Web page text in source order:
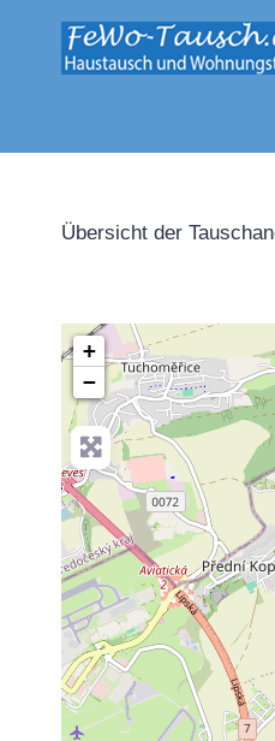
springen
Übersicht der
+
−